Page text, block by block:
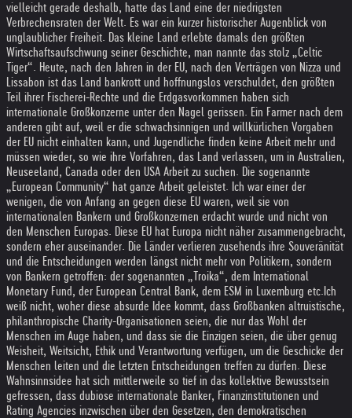
vielleicht gerade deshalb, hatte das Land eine der niedrigsten
Verbrechensraten der Welt. Es war ein kurzer historischer Augenblick von
unglaublicher Freiheit. Das kleine Land erlebte damals den größten
Wirtschaftsaufschwung seiner Geschichte, man nannte das stolz „Celtic
Tiger“. Heute, nach den Jahren in der EU, nach den Verträgen von Nizza und
Lissabon ist das Land bankrott und hoffnungslos verschuldet, den größten
Teil ihrer Fischerei-Rechte und die Erdgasvorkommen haben sich
internationale Großkonzerne unter den Nagel gerissen. Ein Farmer nach dem
anderen gibt auf, weil er die schwachsinnigen und willkürlichen Vorgaben
der EU nicht einhalten kann, und Jugendliche finden keine Arbeit mehr und
müssen wieder, so wie ihre Vorfahren, das Land verlassen, um in Australien,
Neuseeland, Canada oder den USA Arbeit zu suchen. Die sogenannte
„European Community“ hat ganze Arbeit geleistet. Ich war einer der
wenigen, die von Anfang an gegen diese EU waren, weil sie von
internationalen Bankern und Großkonzernen erdacht wurde und nicht von
den Menschen Europas. Diese EU hat Europa nicht näher zusammengebracht,
sondern eher auseinander. Die Länder verlieren zusehends ihre Souveränität
und die Entscheidungen werden längst nicht mehr von Politikern, sondern
von Bankern getroffen: der sogenannten „Troika“, dem International
Monetary Fund, der European Central Bank, dem ESM in Luxemburg etc. Ich
weiß nicht, woher diese absurde Idee kommt, dass Großbanken altruistische,
philanthropische Charity-Organisationen seien, die nur das Wohl der
Menschen im Auge haben, und dass sie die Einzigen seien, die über genug
Weisheit, Weitsicht, Ethik und Verantwortung verfügen, um die Geschicke der
Menschen leiten und die letzten Entscheidungen treffen zu dürfen. Diese
Wahnsinnsidee hat sich mittlerweile so tief in das kollektive Bewusstsein
gefressen, dass dubiose internationale Banker, Finanzinstitutionen und
Rating Agencies inzwischen über den Gesetzen, den demokratischen